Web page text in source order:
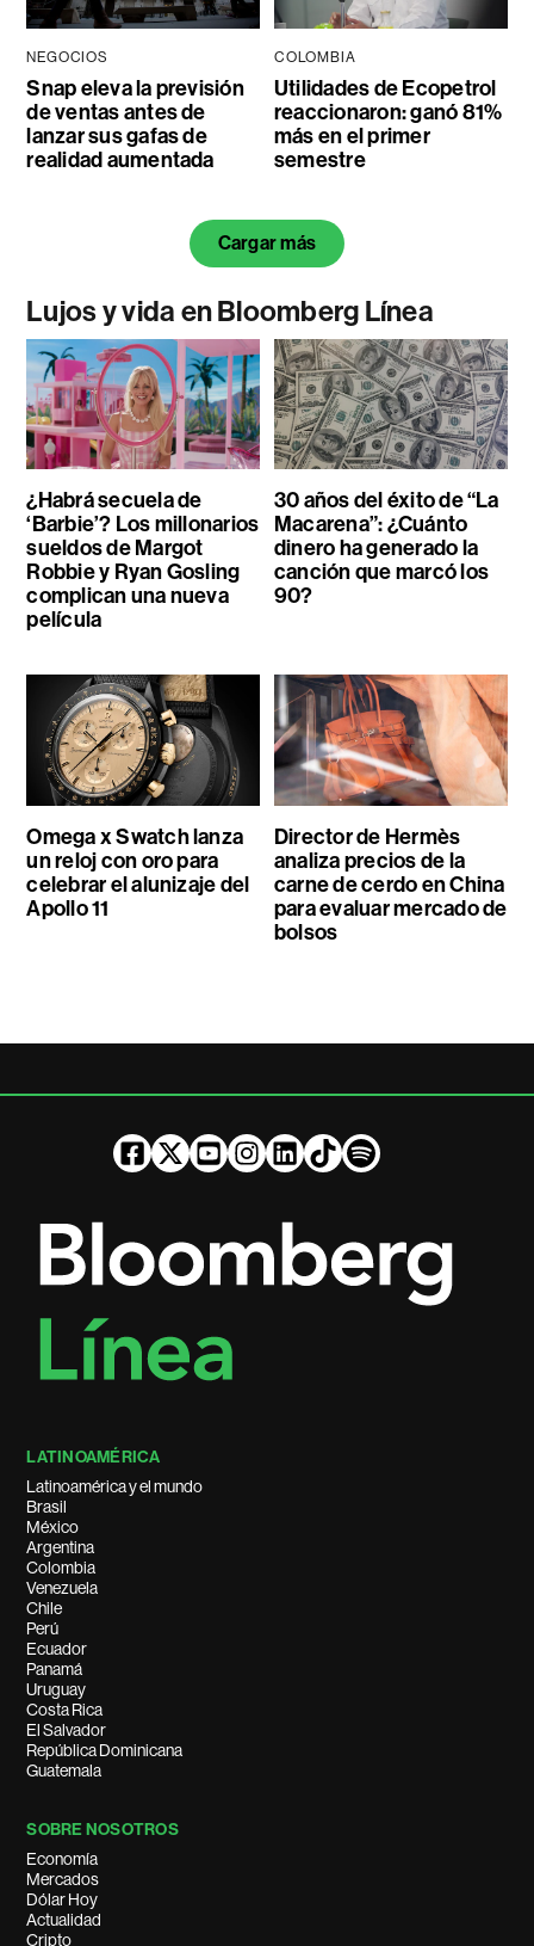
NEGOCIOS
Snap eleva la previsión
de ventas antes de
lanzar sus gafas de
realidad aumentada
COLOMBIA
Utilidades de Ecopetrol
reaccionaron: ganó 81%
más en el primer
semestre
Cargar más
Lujos y vida en Bloomberg Línea
¿Habrá secuela de
‘Barbie’? Los millonarios
sueldos de Margot
Robbie y Ryan Gosling
complican una nueva
película
30 años del éxito de “La
Macarena”: ¿Cuánto
dinero ha generado la
canción que marcó los
90?
Omega x Swatch lanza
un reloj con oro para
celebrar el alunizaje del
Apollo 11
Director de Hermès
analiza precios de la
carne de cerdo en China
para evaluar mercado de
bolsos
LATINOAMÉRICA
Latinoamérica y el mundo
Brasil
México
Argentina
Colombia
Venezuela
Chile
Perú
Ecuador
Panamá
Uruguay
Costa Rica
El Salvador
República Dominicana
Guatemala
SOBRE NOSOTROS
Economía
Mercados
Dólar Hoy
Actualidad
Cripto